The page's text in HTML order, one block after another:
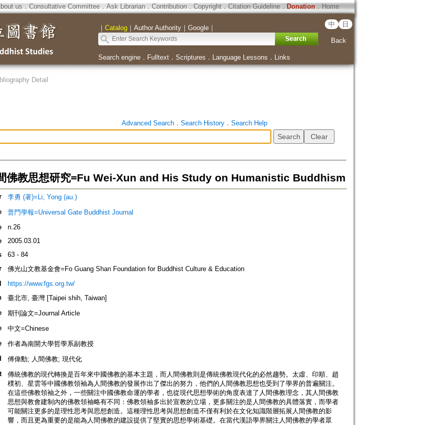
us ． Consultative Committee． Ask Librarian． Contribution．Copyright．Citation Guideline． Donation．Home
｜ Catalog｜ Author Authority｜ Google｜ 中 日
Back
Search engine． Fulltext． Scriptures ． Language Lessons ． Links
Detail
Advanced Search． Search History． Search Help
佛教思想研究=Fu Wei-Xun and His Study on Humanistic Buddhism
李勇 (著)=Li, Yong (au.)
普門學報=Universal Gate Buddhist Journal
n.26
2005.03.01
63 - 84
佛光山文教基金會=Fo Guang Shan Foundation for Buddhist Culture & Education
https://www.fgs.org.tw/
臺北市, 臺灣 [Taipei shih, Taiwan]
期刊論文=Journal Article
中文=Chinese
作者為南開大學哲學系副教授
傅偉勳; 人間佛教; 現代化
傳統佛教的現代轉換是百年來中國佛教的基本主題，而人間佛教則是傳統佛教現代化的必然趨勢。太虛、印順、趙
樸初、星雲等中國佛教領袖為人間佛教的發展作出了傑出的努力，他們的人間佛教思想也受到了學界的普遍關注。
在這些佛教領袖之外，一些關注中國佛教命運的學者，也從現代思想學術的角度表達了人間佛教理念，其人間佛教
思想與教會建制內的佛教領袖略有不同：佛教領袖多出於宣教的立場，更多關注的是人間佛教的具體落實，而學者
可能關注更多的是理性思考與思想創造。這種理性思考與思想創造不僅有利於在文化知識階層拓展人間佛教的影
響，而且更為重要的是能為人間佛教的建設提供了堅實的思想學術基礎。在當代漢語學界關注人間佛教的學者眾